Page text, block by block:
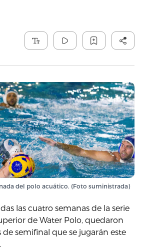
del polo acuático. (Foto suministrada)
las cuatro semanas de la serie
de Water Polo, quedaron
semifinal que se jugarán este